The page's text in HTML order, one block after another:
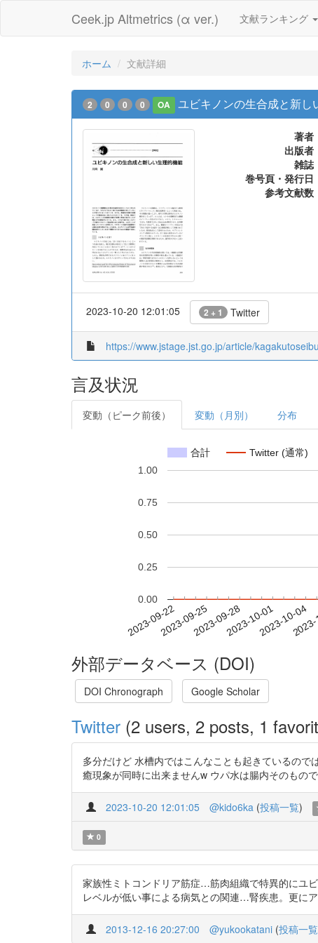
Ceek.jp Altmetrics (α ver.) 文献ランキング
ホーム 文献詳細
2 0 0 0 OA ユビキノンの生合成と新し
著者
出版者
雑誌
巻号頁・発行日
参考文献数
2023-10-20 12:01:05 2 + 1 Twitter
https://www.jstage.jst.go.jp/article/
言及状況
変動（ピーク前後） 変動（月別） 分布
合計 Twitter (通常)
2023-09-222023-09-252023-09-282023-10-012023-10-04
0.00
0.25
0.50
0.75
1.00
外部データベース (DOI)
DOI Chronograph Google Scholar
Twitter (2 users, 2 posts, 1
多分だけど 水槽内ではこんなことも起きているの
癒現象が同時に出来ませんw ウパ水は腸内そのもの
2023-10-20 12:01:05 @kido6ka (投稿一覧)
0
家族性ミトコンドリア筋症…筋肉組織で特異的にユ
レベルが低い事による病気との関連…腎疾患。更に
2013-12-16 20:27:00 @yukookatani (投稿一覧